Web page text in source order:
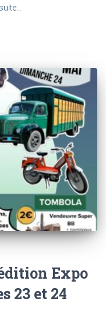
Expo
23 et 24